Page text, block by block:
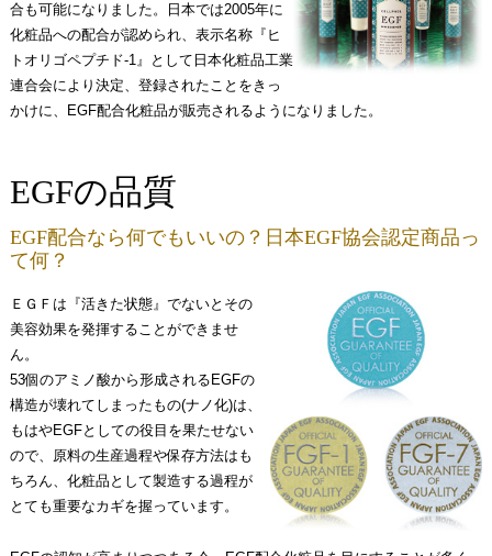
合も可能になりました。日本では2005年に
化粧品への配合が認められ、表示名称『ヒ
トオリゴペプチド-1』として日本化粧品工業
連合会により決定、登録されたことをきっ
かけに、EGF配合化粧品が販売されるようになりました。
EGFの品質
EGF配合なら何でもいいの？日本EGF協会認定商品っ
て何？
ＥＧＦは『活きた状態』でないとその
美容効果を発揮することができませ
ん。
53個のアミノ酸から形成されるEGFの
構造が壊れてしまったもの(ナノ化)は、
もはやEGFとしての役目を果たせない
ので、原料の生産過程や保存方法はも
ちろん、化粧品として製造する過程が
とても重要なカギを握っています。